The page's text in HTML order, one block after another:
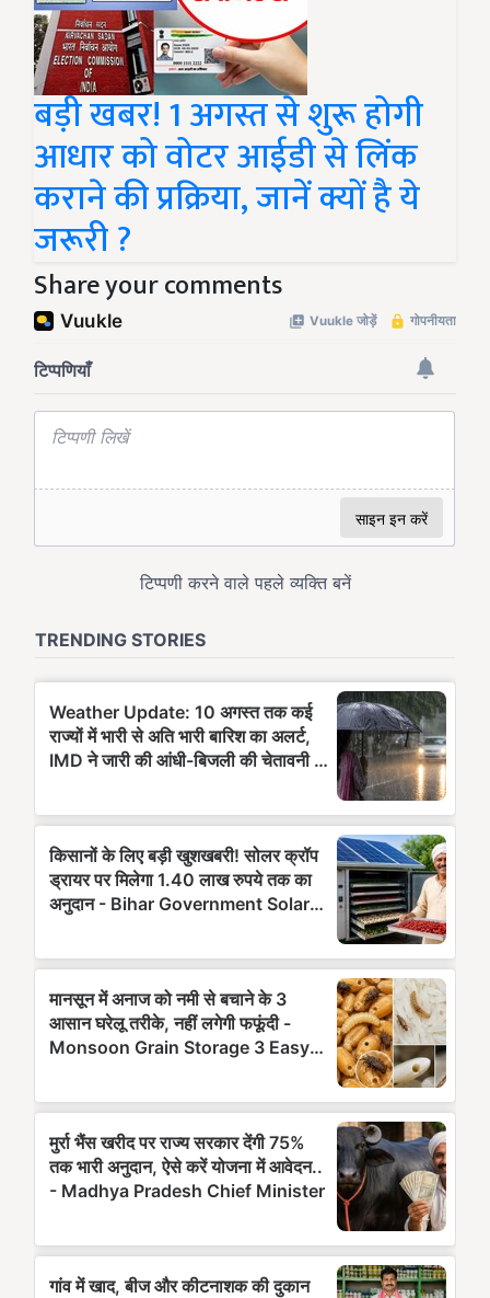
बड़ी खबर! 1 अगस्त से शुरू होगी
आधार को वोटर आईडी से लिंक
कराने की प्रक्रिया, जानें क्यों है ये
जरूरी ?
Share your comments